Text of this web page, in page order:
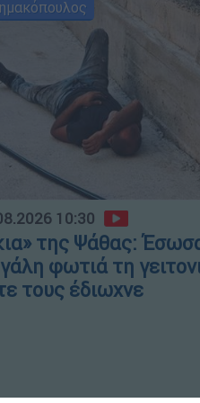
10:30
της Ψάθας:
φωτιά τη
τους έδιωχνε